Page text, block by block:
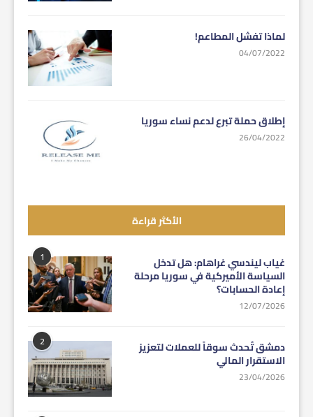
لماذا تفشل المطاعم!
04/07/2022
إطلاق حملة تبرع لدعم نساء سوريا
26/04/2022
الأكثر قراءة
1 غياب ليندسي غراهام: هل تدخل
السياسة الأميركية في سوريا مرحلة
إعادة الحسابات؟
12/07/2026
2 دمشق تُحدث سوقاً للعملات لتعزيز
الاستقرار المالي
23/04/2026